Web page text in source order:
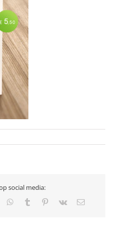
social media:
WhatsApp
Tumblr Pinterest
Vk
E-